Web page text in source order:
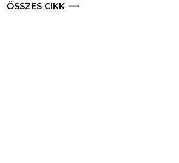
ÖSSZES CIKK